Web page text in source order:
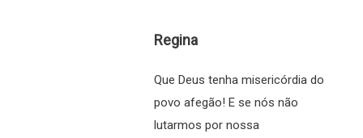
Regina
Que Deus tenha misericórdia do
povo afegão! E se nós não
lutarmos por nossa